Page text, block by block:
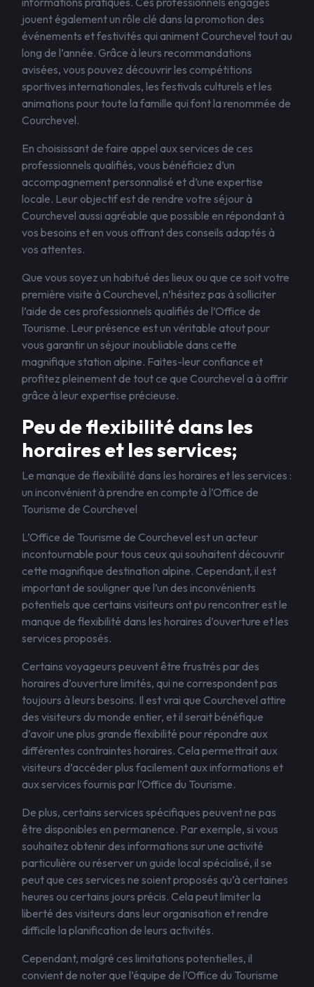
jouent également un rôle clé dans la promotion des
événements et festivités qui animent Courchevel tout au
long de l’année. Grâce à leurs recommandations
avisées, vous pouvez découvrir les compétitions
sportives internationales, les festivals culturels et les
animations pour toute la famille qui font la renommée de
Courchevel.
En choisissant de faire appel aux services de ces
professionnels qualifiés, vous bénéficiez d’un
accompagnement personnalisé et d’une expertise
locale. Leur objectif est de rendre votre séjour à
Courchevel aussi agréable que possible en répondant à
vos besoins et en vous offrant des conseils adaptés à
vos attentes.
Que vous soyez un habitué des lieux ou que ce soit votre
première visite à Courchevel, n’hésitez pas à solliciter
l’aide de ces professionnels qualifiés de l’Office de
Tourisme. Leur présence est un véritable atout pour
vous garantir un séjour inoubliable dans cette
magnifique station alpine. Faites-leur confiance et
profitez pleinement de tout ce que Courchevel a à offrir
grâce à leur expertise précieuse.
Peu de flexibilité dans les
horaires et les services;
Le manque de flexibilité dans les horaires et les services :
un inconvénient à prendre en compte à l’Office de
Tourisme de Courchevel
L’Office de Tourisme de Courchevel est un acteur
incontournable pour tous ceux qui souhaitent découvrir
cette magnifique destination alpine. Cependant, il est
important de souligner que l’un des inconvénients
potentiels que certains visiteurs ont pu rencontrer est le
manque de flexibilité dans les horaires d’ouverture et les
services proposés.
Certains voyageurs peuvent être frustrés par des
horaires d’ouverture limités, qui ne correspondent pas
toujours à leurs besoins. Il est vrai que Courchevel attire
des visiteurs du monde entier, et il serait bénéfique
d’avoir une plus grande flexibilité pour répondre aux
différentes contraintes horaires. Cela permettrait aux
visiteurs d’accéder plus facilement aux informations et
aux services fournis par l’Office du Tourisme.
De plus, certains services spécifiques peuvent ne pas
être disponibles en permanence. Par exemple, si vous
souhaitez obtenir des informations sur une activité
particulière ou réserver un guide local spécialisé, il se
peut que ces services ne soient proposés qu’à certaines
heures ou certains jours précis. Cela peut limiter la
liberté des visiteurs dans leur organisation et rendre
difficile la planification de leurs activités.
Cependant, malgré ces limitations potentielles, il
convient de noter que l’équipe de l’Office du Tourisme